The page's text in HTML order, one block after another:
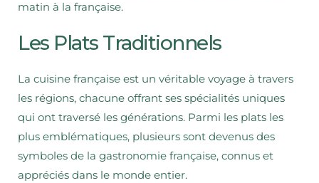
matin à la française.
Les Plats Traditionnels
La cuisine française est un véritable voyage à travers
les régions, chacune offrant ses spécialités uniques
qui ont traversé les générations. Parmi les plats les
plus emblématiques, plusieurs sont devenus des
symboles de la gastronomie française, connus et
appréciés dans le monde entier.